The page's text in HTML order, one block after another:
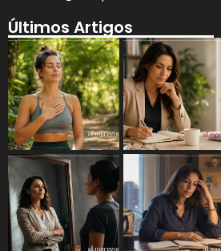
Últimos Artigos